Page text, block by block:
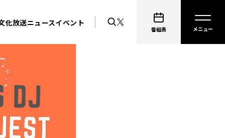
化放送ニュースイベント
番組表